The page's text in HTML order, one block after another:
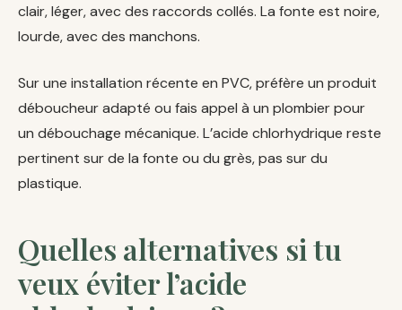
clair, léger, avec des raccords collés. La fonte est noire,
lourde, avec des manchons.
Sur une installation récente en PVC, préfère un produit
déboucheur adapté ou fais appel à un plombier pour
un débouchage mécanique. L’acide chlorhydrique reste
pertinent sur de la fonte ou du grès, pas sur du
plastique.
Quelles alternatives si tu
veux éviter l’acide